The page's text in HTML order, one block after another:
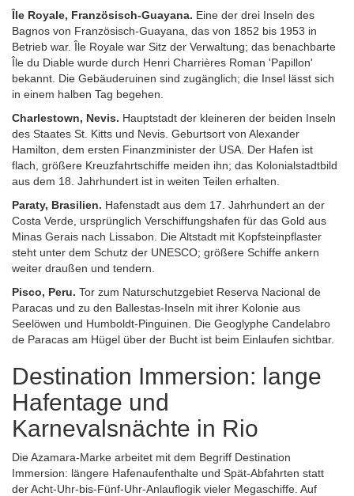
Île Royale, Französisch-Guayana. Eine der drei Inseln des
Bagnos von Französisch-Guayana, das von 1852 bis 1953 in
Betrieb war. Île Royale war Sitz der Verwaltung; das benachbarte
Île du Diable wurde durch Henri Charrières Roman 'Papillon'
bekannt. Die Gebäuderuinen sind zugänglich; die Insel lässt sich
in einem halben Tag begehen.
Charlestown, Nevis. Hauptstadt der kleineren der beiden Inseln
des Staates St. Kitts und Nevis. Geburtsort von Alexander
Hamilton, dem ersten Finanzminister der USA. Der Hafen ist
flach, größere Kreuzfahrtschiffe meiden ihn; das Kolonialstadtbild
aus dem 18. Jahrhundert ist in weiten Teilen erhalten.
Paraty, Brasilien. Hafenstadt aus dem 17. Jahrhundert an der
Costa Verde, ursprünglich Verschiffungshafen für das Gold aus
Minas Gerais nach Lissabon. Die Altstadt mit Kopfsteinpflaster
steht unter dem Schutz der UNESCO; größere Schiffe ankern
weiter draußen und tendern.
Pisco, Peru. Tor zum Naturschutzgebiet Reserva Nacional de
Paracas und zu den Ballestas-Inseln mit ihrer Kolonie aus
Seelöwen und Humboldt-Pinguinen. Die Geoglyphe Candelabro
de Paracas am Hügel über der Bucht ist beim Einlaufen sichtbar.
Destination Immersion: lange
Hafentage und
Karnevalsnächte in Rio
Die Azamara-Marke arbeitet mit dem Begriff Destination
Immersion: längere Hafenaufenthalte und Spät-Abfahrten statt
der Acht-Uhr-bis-Fünf-Uhr-Anlauflogik vieler Megaschiffe. Auf